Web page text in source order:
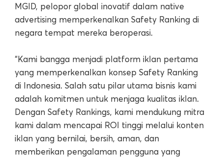
MGID, pelopor global inovatif dalam native
advertising memperkenalkan Safety Ranking di
negara tempat mereka beroperasi.
“Kami bangga menjadi platform iklan pertama
yang memperkenalkan konsep Safety Ranking
di Indonesia. Salah satu pilar utama bisnis kami
adalah komitmen untuk menjaga kualitas iklan.
Dengan Safety Rankings, kami mendukung mitra
kami dalam mencapai ROI tinggi melalui konten
iklan yang bernilai, bersih, aman, dan
memberikan pengalaman pengguna yang